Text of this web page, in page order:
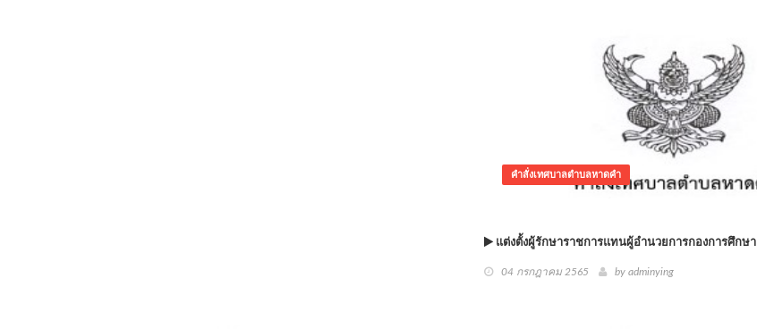
คำสั่งเทศบาลตำบลหาดคำ
แต่งตั้งผู้รักษาราชการแทนผู้อำนวยการกองการศึกษา
04 กรกฎาคม 2565 by adminying